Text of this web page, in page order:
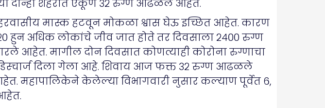
दोन्ही शहरात एकूण ३२ रुग्ण आढळले आहेत.
मास्क हटवून मोकळा श्वास घेऊ इच्छित आहेत. कारण
हुन अधिक लोकांचे जीव जात होते तर दिवसाला २४०० रुग्ण
आहेत. मागील दोन दिवसात कोणत्याही कोरोना रुग्णाचा
दिला गेला आहे. शिवाय आज फक्त ३२ रुग्ण आढळले
महापालिकेने केलेल्या विभागवारी नुसार कल्याण पूर्वेत ६,